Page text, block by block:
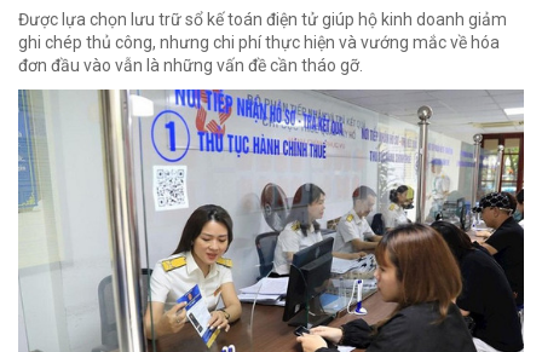
Được lựa chọn lưu trữ sổ kế toán điện tử giúp hộ kinh doanh giảm
ghi chép thủ công, nhưng chi phí thực hiện và vướng mắc về hóa
đơn đầu vào vẫn là những vấn đề cần tháo gỡ.